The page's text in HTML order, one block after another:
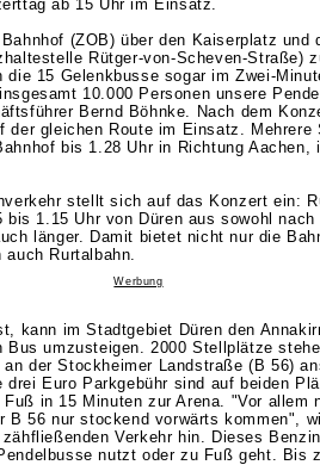
ab 15 Uhr im Einsatz.
(ZOB) über den Kaiserplatz und
Rütger-von-Scheven-Straße)
die 15 Gelenkbusse sogar im Zwei-
10.000 Personen unsere
Bernd Böhnke. Nach dem
der gleichen Route im Einsatz. Mehrere
bis 1.28 Uhr in Richtung Aachen,
stellt sich auf das Konzert ein:
bis 1.15 Uhr von Düren aus sowohl
länger. Damit bietet nicht nur die
Rurtalbahn.
Werbung
kann im Stadtgebiet Düren den
Bus umzusteigen. 2000 Stellplätze
an der Stockheimer Landstraße (B 56)
drei Euro Parkgebühr sind auf beiden
in 15 Minuten zur Arena. "Vor allem
B 56 nur stockend vorwärts kommen",
Verkehr hin. Dieses
nutzt oder zu Fuß geht. Bis